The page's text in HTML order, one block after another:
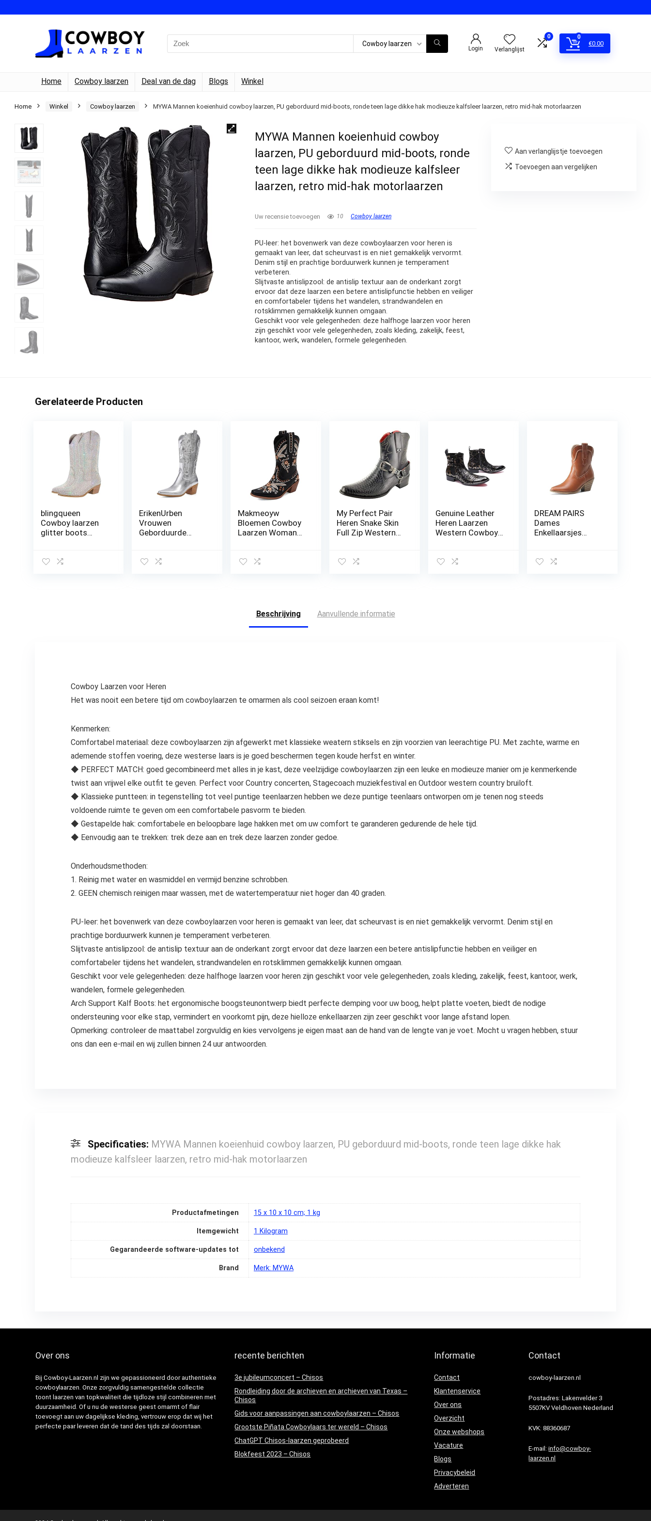
Search
for:
Cowboy laarzen
Login Verlanglijst
0 0
€0.00
Home Cowboy laarzen Deal van de dag Blogs Winkel
Home Winkel Cowboy laarzen MYWA Mannen koeienhuid cowboy laarzen, PU geborduurd mid-boots, ronde teen lage dikke hak modieuze kalfsleer laarzen, retro mid-hak motorlaarzen
MYWA Mannen koeienhuid cowboy
laarzen, PU geborduurd mid-boots, ronde
teen lage dikke hak modieuze kalfsleer
laarzen, retro mid-hak motorlaarzen
Uw recensie toevoegen 10 Cowboy laarzen
PU-leer: het bovenwerk van deze cowboylaarzen voor heren is
gemaakt van leer, dat scheurvast is en niet gemakkelijk vervormt.
Denim stijl en prachtige borduurwerk kunnen je temperament
verbeteren.
Slijtvaste antislipzool: de antislip textuur aan de onderkant zorgt
ervoor dat deze laarzen een betere antislipfunctie hebben en veiliger
en comfortabeler tijdens het wandelen, strandwandelen en
rotsklimmen gemakkelijk kunnen omgaan.
Geschikt voor vele gelegenheden: deze halfhoge laarzen voor heren
zijn geschikt voor vele gelegenheden, zoals kleding, zakelijk, feest,
kantoor, werk, wandelen, formele gelegenheden.
Aan verlanglijstje toevoegen
Toevoegen aan vergelijken
Gerelateerde Producten
blingqueen
Cowboy laarzen
glitter boots
ErikenUrben
Vrouwen
Geborduurde
Laarzen Chunky
Makmeoyw
Bloemen Cowboy
Laarzen Woman
voor dames
My Perfect Pair
Heren Snake Skin
Full Zip Western
Genuine Leather
Heren Laarzen
Western Cowboy
Kwaliteit
DREAM PAIRS
Dames
Enkellaarsjes
Puntneus Lage
Beschrijving Aanvullende informatie
Cowboy Laarzen voor Heren
Het was nooit een betere tijd om cowboylaarzen te omarmen als cool seizoen eraan komt!
Kenmerken:
Comfortabel materiaal: deze cowboylaarzen zijn afgewerkt met klassieke weatern stiksels en zijn voorzien van leerachtige PU. Met zachte, warme en
ademende stoffen voering, deze westerse laars is je goed beschermen tegen koude herfst en winter.
◆ PERFECT MATCH: goed gecombineerd met alles in je kast, deze veelzijdige cowboylaarzen zijn een leuke en modieuze manier om je kenmerkende
twist aan vrijwel elke outfit te geven. Perfect voor Country concerten, Stagecoach muziekfestival en Outdoor western country bruiloft.
◆ Klassieke puntteen: in tegenstelling tot veel puntige teenlaarzen hebben we deze puntige teenlaars ontworpen om je tenen nog steeds
voldoende ruimte te geven om een comfortabele pasvorm te bieden.
◆ Gestapelde hak: comfortabele en beloopbare lage hakken met om uw comfort te garanderen gedurende de hele tijd.
◆ Eenvoudig aan te trekken: trek deze aan en trek deze laarzen zonder gedoe.
Onderhoudsmethoden:
1. Reinig met water en wasmiddel en vermijd benzine schrobben.
2. GEEN chemisch reinigen maar wassen, met de watertemperatuur niet hoger dan 40 graden.
PU-leer: het bovenwerk van deze cowboylaarzen voor heren is gemaakt van leer, dat scheurvast is en niet gemakkelijk vervormt. Denim stijl en
prachtige borduurwerk kunnen je temperament verbeteren.
Slijtvaste antislipzool: de antislip textuur aan de onderkant zorgt ervoor dat deze laarzen een betere antislipfunctie hebben en veiliger en
comfortabeler tijdens het wandelen, strandwandelen en rotsklimmen gemakkelijk kunnen omgaan.
Geschikt voor vele gelegenheden: deze halfhoge laarzen voor heren zijn geschikt voor vele gelegenheden, zoals kleding, zakelijk, feest, kantoor, werk,
wandelen, formele gelegenheden.
Arch Support Kalf Boots: het ergonomische boogsteunontwerp biedt perfecte demping voor uw boog, helpt platte voeten, biedt de nodige
ondersteuning voor elke stap, vermindert en voorkomt pijn, deze hielloze enkellaarzen zijn zeer geschikt voor lange afstand lopen.
Opmerking: controleer de maattabel zorgvuldig en kies vervolgens je eigen maat aan de hand van de lengte van je voet. Mocht u vragen hebben, stuur
ons dan een e-mail en wij zullen binnen 24 uur antwoorden.
Specificaties: MYWA Mannen koeienhuid cowboy laarzen, PU geborduurd mid-boots, ronde teen lage dikke hak
modieuze kalfsleer laarzen, retro mid-hak motorlaarzen
Productafmetingen ‎15 x 10 x 10 cm; 1 kg
Itemgewicht ‎1 Kilogram
Gegarandeerde software-updates tot ‎onbekend
Brand Merk: MYWA
Over ons
Bij Cowboy-Laarzen.nl zijn we gepassioneerd door authentieke
cowboylaarzen. Onze zorgvuldig samengestelde collectie
toont laarzen van topkwaliteit die tijdloze stijl combineren met
duurzaamheid. Of u nu de westerse geest omarmt of flair
toevoegt aan uw dagelijkse kleding, vertrouw erop dat wij het
perfecte paar leveren dat de tand des tijds zal doorstaan.
recente berichten
3e jubileumconcert – Chisos
Rondleiding door de archieven en archieven van Texas –
Chisos
Gids voor aanpassingen aan cowboylaarzen – Chisos
Grootste Piñata Cowboylaars ter wereld – Chisos
ChatGPT Chisos-laarzen geprobeerd
Blokfeest 2023 – Chisos
Informatie
Contact
Klantenservice
Over ons
Overzicht
Onze webshops
Vacature
Blogs
Privacybeleid
Adverteren
Contact
cowboy-laarzen.nl
Postadres: Lakenvelder 3
5507KV Veldhoven Nederland
KVK: 88360687
E-mail:info@cowboy-
laarzen.nl